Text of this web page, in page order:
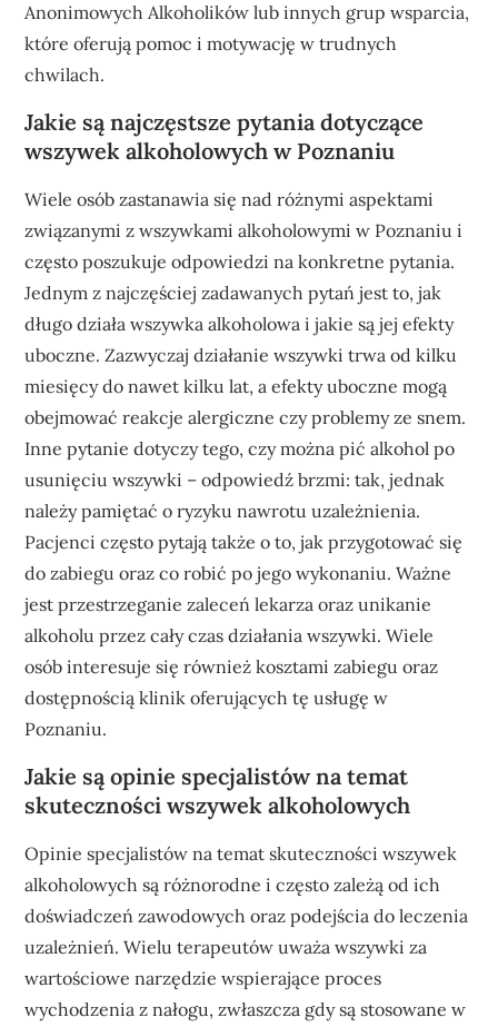
Anonimowych Alkoholików lub innych grup wsparcia,
które oferują pomoc i motywację w trudnych
chwilach.
Jakie są najczęstsze pytania dotyczące
wszywek alkoholowych w Poznaniu
Wiele osób zastanawia się nad różnymi aspektami
związanymi z wszywkami alkoholowymi w Poznaniu i
często poszukuje odpowiedzi na konkretne pytania.
Jednym z najczęściej zadawanych pytań jest to, jak
długo działa wszywka alkoholowa i jakie są jej efekty
uboczne. Zazwyczaj działanie wszywki trwa od kilku
miesięcy do nawet kilku lat, a efekty uboczne mogą
obejmować reakcje alergiczne czy problemy ze snem.
Inne pytanie dotyczy tego, czy można pić alkohol po
usunięciu wszywki – odpowiedź brzmi: tak, jednak
należy pamiętać o ryzyku nawrotu uzależnienia.
Pacjenci często pytają także o to, jak przygotować się
do zabiegu oraz co robić po jego wykonaniu. Ważne
jest przestrzeganie zaleceń lekarza oraz unikanie
alkoholu przez cały czas działania wszywki. Wiele
osób interesuje się również kosztami zabiegu oraz
dostępnością klinik oferujących tę usługę w
Poznaniu.
Jakie są opinie specjalistów na temat
skuteczności wszywek alkoholowych
Opinie specjalistów na temat skuteczności wszywek
alkoholowych są różnorodne i często zależą od ich
doświadczeń zawodowych oraz podejścia do leczenia
uzależnień. Wielu terapeutów uważa wszywki za
wartościowe narzędzie wspierające proces
wychodzenia z nałogu, zwłaszcza gdy są stosowane w